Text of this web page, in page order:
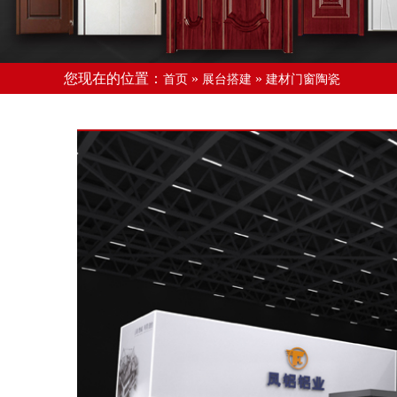
您现在的位置： 首页 » 展台搭建 » 建材门窗陶瓷